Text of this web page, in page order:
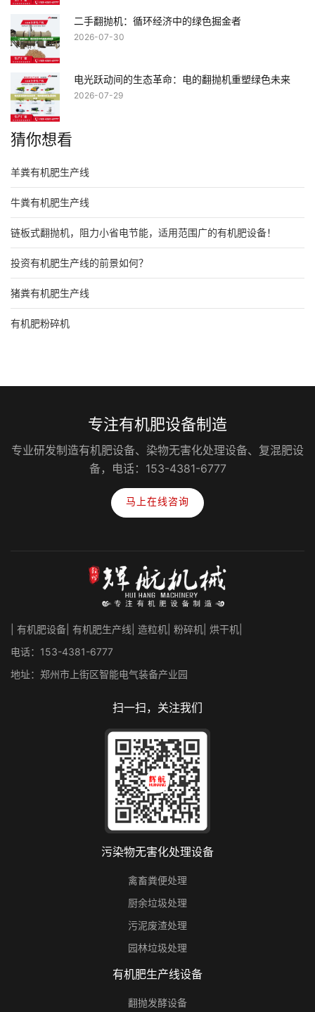
二手翻抛机：循环经济中的绿色掘金者
2026-07-30
电光跃动间的生态革命：电的翻抛机重塑绿色未来
2026-07-29
猜你想看
羊粪有机肥生产线
牛粪有机肥生产线
链板式翻抛机，阻力小省电节能，适用范围广的有机肥设备！
投资有机肥生产线的前景如何？
猪粪有机肥生产线
有机肥粉碎机
专注有机肥设备制造
专业研发制造有机肥设备、染物无害化处理设备、复混肥设
备，电话：153-4381-6777
马上在线咨询
| 有机肥设备| 有机肥生产线| 造粒机| 粉碎机| 烘干机|
电话：153-4381-6777
地址：郑州市上街区智能电气装备产业园
扫一扫，关注我们
污染物无害化处理设备
禽畜粪便处理
厨余垃圾处理
污泥废渣处理
园林垃圾处理
有机肥生产线设备
翻抛发酵设备